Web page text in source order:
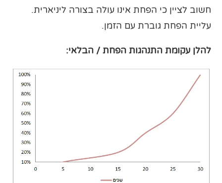
חשוב לציין כי הפחת אינו עולה בצורה ליניארית.
עליית הפחת גוברת עם הזמן.
להלן עקומת התנהגות הפחת / הבלאי: